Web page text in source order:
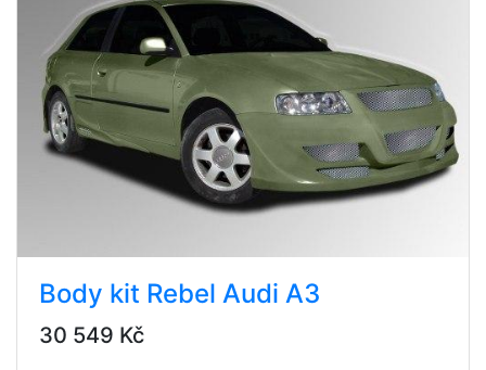
Body kit Rebel Audi A3
30 549 Kč